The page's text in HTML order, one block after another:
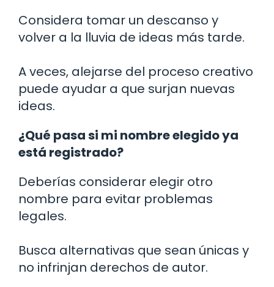
Considera tomar un descanso y
volver a la lluvia de ideas más tarde.
A veces, alejarse del proceso creativo
puede ayudar a que surjan nuevas
ideas.
¿Qué pasa si mi nombre elegido ya
está registrado?
Deberías considerar elegir otro
nombre para evitar problemas
legales.
Busca alternativas que sean únicas y
no infrinjan derechos de autor.